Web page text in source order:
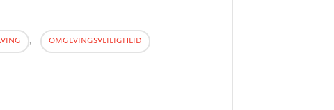
, OMGEVINGSVEILIGHEID